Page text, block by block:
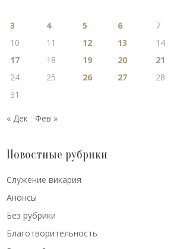
3
4 5 6 7
10
11 12 13 14
17
18 19 20 21
24
25 26 27 28
31
« Дек Фев »
Новостные рубрики
Cлужение викария
Анонсы
Без рубрики
Благотворительность